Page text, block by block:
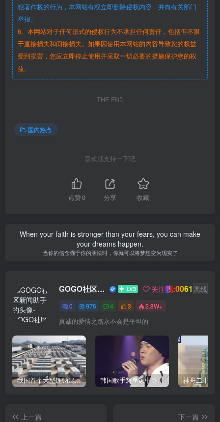
犯著作权的行为，本网站有权立即删除侵权内容，并向有关部门
举报。
6、本网站对于任何形式的侵权行为不承担任何责任，包括但不限
于直接损失和间接损失。如果因使用本网站的内容导致您的权益
受到损害，您应立即停止使用并采取一切必要的措施保护您的权
益。
THE END
国内热点
喜欢就支持一下吧
点赞0 分享 收藏
When your faith is stronger than your fears, you can make
your dreams happen.
当你的信念强于你的胆怯时，你就可以将梦想变为现实了
GOGO社区新闻助手 关注靓:0061 离线
0 976 4 3 2.8W+
真诚的爱情之路永不会是平坦的
我国首个大型锂钠混合储能站投产，开启储能新时代 韩国歌手辉星家中身亡，终年43岁，警方调查死因
上一篇
下一篇